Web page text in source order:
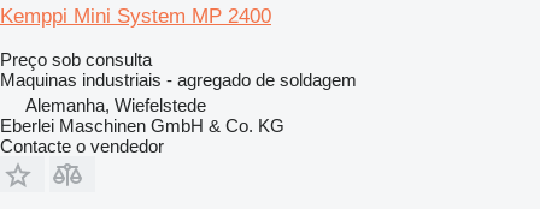
Kemppi Mini System MP 2400
Preço sob consulta
Maquinas industriais - agregado de soldagem
Alemanha, Wiefelstede
Eberlei Maschinen GmbH & Co. KG
Contacte o vendedor